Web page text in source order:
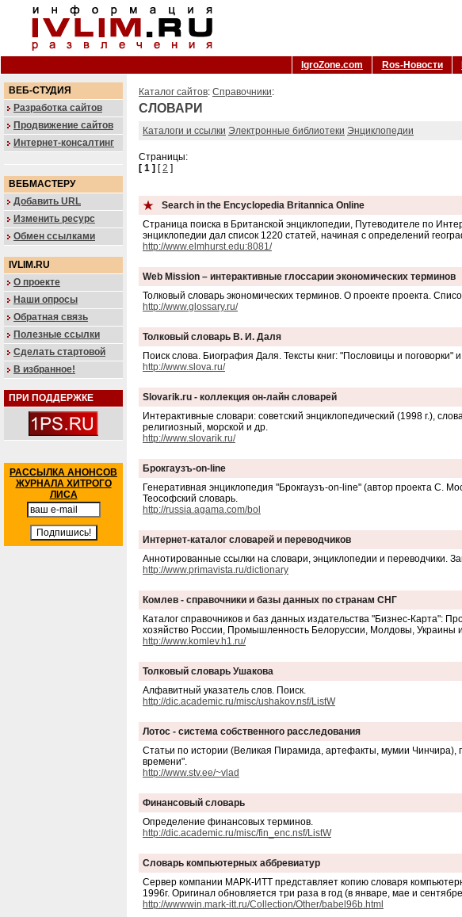
IgroZone.com Ros-Новости
ВЕБ-СТУДИЯ
Разработка сайтов
Продвижение сайтов
Интернет-консалтинг
ВЕБМАСТЕРУ
Добавить URL
Изменить ресурс
Обмен ссылками
IVLIM.RU
О проекте
Наши опросы
Обратная связь
Полезные ссылки
Сделать стартовой
В избранное!
ПРИ ПОДДЕРЖКЕ
РАССЫЛКА АНОНСОВ
ЖУРНАЛА ХИТРОГО
ЛИСА
Каталог сайтов: Справочники:
СЛОВАРИ
Каталоги и ссылки Электронные библиотеки Энциклопедии
Страницы:
[ 1 ] [2 ]
Search in the Encyclopedia Britannica Online
Страница поиска в Британской энциклопедии, Путеводителе по
энциклопедии дал список 1220 статей, начиная с определений
http://www.elmhurst.edu:8081/
Web Mission – интерактивные глоссарии экономических терминов
Толковый словарь экономических терминов. О проекте проекта.
http://www.glossary.ru/
Толковый словарь В. И. Даля
Поиск слова. Биография Даля. Тексты книг: "Пословицы и поговорки"
http://www.slova.ru/
Slovarik.ru - коллекция он-лайн словарей
Интерактивные словари: советский энциклопедический (1998 г.),
религиозный, морской и др.
http://www.slovarik.ru/
Брокгаузъ-on-line
Генеративная энциклопедия "Брокгаузъ-on-line" (автор проекта С.
Теософский словарь.
http://russia.agama.com/bol
Интернет-каталог словарей и переводчиков
Аннотированные ссылки на словари, энциклопедии и переводчики.
http://www.primavista.ru/dictionary
Комлев - справочники и базы данных по странам СНГ
Каталог справочников и баз данных издательства "Бизнес-Карта":
хозяйство России, Промышленность Белоруссии, Молдовы,
http://www.komlev.h1.ru/
Толковый словарь Ушакова
Алфавитный указатель слов. Поиск.
http://dic.academic.ru/misc/ushakov.nsf/ListW
Лотос - система собственного расследования
Статьи по истории (Великая Пирамида, артефакты, мумии Чинчира),
времени".
http://www.stv.ee/~vlad
Финансовый словарь
Определение финансовых терминов.
http://dic.academic.ru/misc/fin_enc.nsf/ListW
Словарь компьютерных аббревиатур
Сервер компании МАРК-ИТТ представляет копию словаря
1996г. Оригинал обновляется три раза в год (в январе, мае и
http://wwwwin.mark-itt.ru/Collection/Other/babel96b.html